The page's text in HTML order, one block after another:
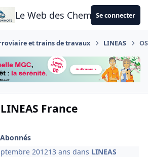
Le Web des CheminotsSe connecter
et trains de travaux LINEAS
France
Abonnés
201213 ans dans LINEAS